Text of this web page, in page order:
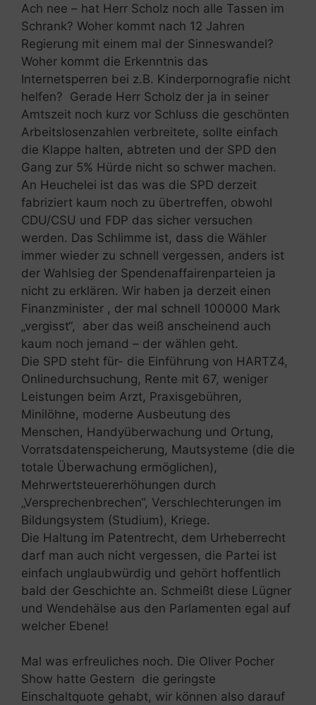
Ach nee – hat Herr Scholz noch alle Tassen im
Schrank? Woher kommt nach 12 Jahren
Regierung mit einem mal der Sinneswandel?
Woher kommt die Erkenntnis das
Internetsperren bei z.B. Kinderpornografie nicht
helfen? Gerade Herr Scholz der ja in seiner
Amtszeit noch kurz vor Schluss die geschönten
Arbeitslosenzahlen verbreitete, sollte einfach
die Klappe halten, abtreten und der SPD den
Gang zur 5% Hürde nicht so schwer machen.
An Heuchelei ist das was die SPD derzeit
fabriziert kaum noch zu übertreffen, obwohl
CDU/CSU und FDP das sicher versuchen
werden. Das Schlimme ist, dass die Wähler
immer wieder zu schnell vergessen, anders ist
der Wahlsieg der Spendenaffairenparteien ja
nicht zu erklären. Wir haben ja derzeit einen
Finanzminister , der mal schnell 100000 Mark
„vergisst“, aber das weiß anscheinend auch
kaum noch jemand – der wählen geht.
Die SPD steht für- die Einführung von HARTZ4,
Onlinedurchsuchung, Rente mit 67, weniger
Leistungen beim Arzt, Praxisgebühren,
Minilöhne, moderne Ausbeutung des
Menschen, Handyüberwachung und Ortung,
Vorratsdatenspeicherung, Mautsysteme (die die
totale Überwachung ermöglichen),
Mehrwertsteuererhöhungen durch
„Versprechenbrechen“, Verschlechterungen im
Bildungsystem (Studium), Kriege.
Die Haltung im Patentrecht, dem Urheberrecht
darf man auch nicht vergessen, die Partei ist
einfach unglaubwürdig und gehört hoffentlich
bald der Geschichte an. Schmeißt diese Lügner
und Wendehälse aus den Parlamenten egal auf
welcher Ebene!
Mal was erfreuliches noch. Die Oliver Pocher
Show hatte Gestern die geringste
Einschaltquote gehabt, wir können also darauf